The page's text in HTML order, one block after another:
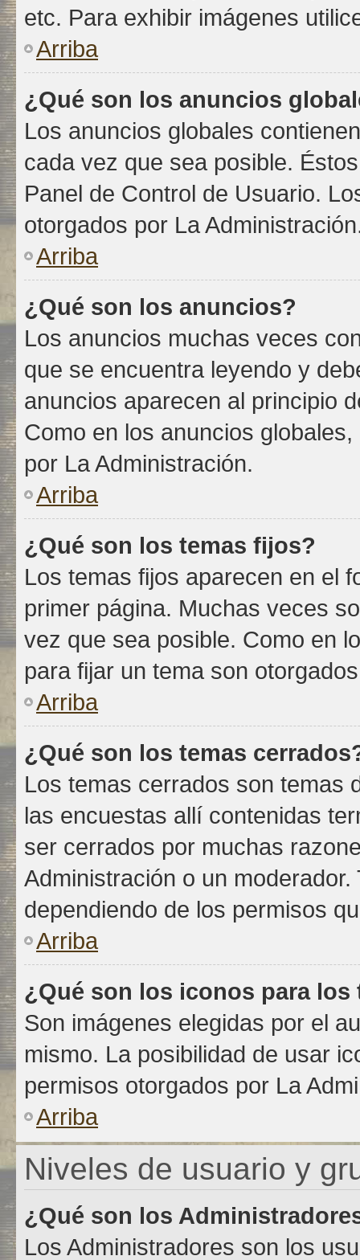
etc. Para exhibir imágenes
Arriba
¿Qué son los anuncios
Los anuncios globales
cada vez que sea posible.
Panel de Control de Usuario.
otorgados por La
Arriba
¿Qué son los anuncios?
Los anuncios muchas veces
que se encuentra leyendo y
anuncios aparecen al principio
Como en los anuncios
por La Administración.
Arriba
¿Qué son los temas fijos?
Los temas fijos aparecen en el
primer página. Muchas veces
vez que sea posible. Como en
para fijar un tema son
Arriba
¿Qué son los temas
Los temas cerrados son temas
las encuestas allí contenidas
ser cerrados por muchas
Administración o un
dependiendo de los permisos
Arriba
¿Qué son los iconos para los
Son imágenes elegidas por el
mismo. La posibilidad de usar
permisos otorgados por La
Arriba
Niveles de usuario y
¿Qué son los
Los Administradores son los